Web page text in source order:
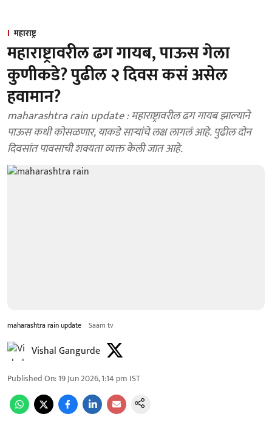
महाराष्ट्र
महाराष्ट्रावरील ढग गायब, पाऊस गेला
कुणीकडे? पुढील २ दिवस कसं असेल
हवामान?
maharashtra rain update : महाराष्ट्रावरील ढग गायब झाल्याने
पाऊस कधी कोसळणार, याकडे साऱ्यांचे लक्ष लागलं आहे. पुढील दोन
दिवसांत पावसाची शक्यता व्यक्त केली जात आहे.
maharashtra rain update Saam tv
Vishal Gangurde
Published On:19 Jun 2026, 1:14 pm IST